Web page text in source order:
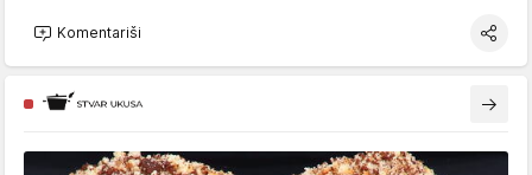
Komentariši